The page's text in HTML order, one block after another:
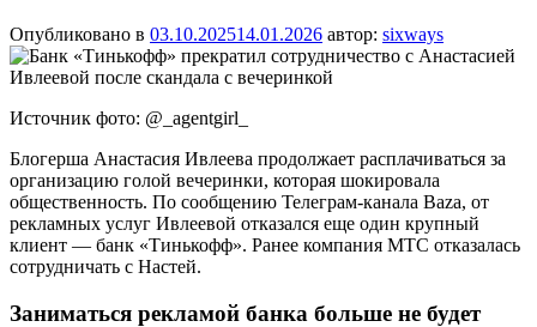
Опубликовано в 03.10.202514.01.2026 автор: sixways
Источник фото: @_agentgirl_
Блогерша Анастасия Ивлеева продолжает расплачиваться за
организацию голой вечеринки, которая шокировала
общественность. По сообщению Телеграм-канала Baza, от
рекламных услуг Ивлеевой отказался еще один крупный
клиент — банк «Тинькофф». Ранее компания МТС отказалась
сотрудничать с Настей.
Заниматься рекламой банка больше не будет